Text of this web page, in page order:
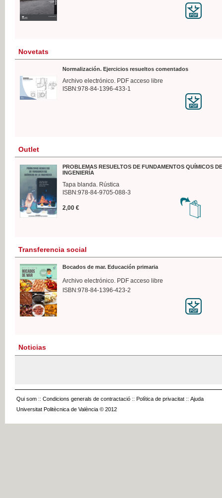
Novetats
Normalización. Ejercicios resueltos comentados
Archivo electrónico. PDF acceso libre
ISBN:978-84-1396-433-1
Outlet
PROBLEMAS RESUELTOS DE FUNDAMENTOS QUÍMICOS
INGENIERÍA
Tapa blanda. Rústica
ISBN:978-84-9705-088-3
2,00 €
Transferencia social
Bocados de mar. Educación primaria
Archivo electrónico. PDF acceso libre
ISBN:978-84-1396-423-2
Noticias
Qui som :: Condicions generals de contractació :: Política de privacitat :: Ajuda
Universitat Politècnica de València © 2012